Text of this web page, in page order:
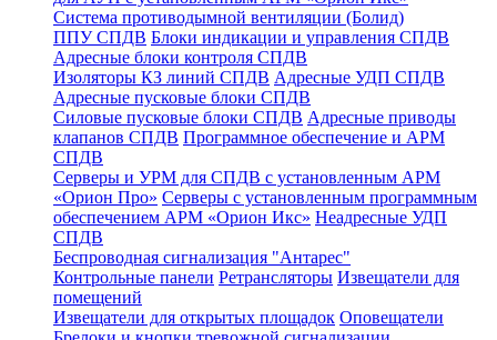
Система противодымной вентиляции (Болид)
ППУ СПДВ Блоки индикации и управления СПДВ
Адресные блоки контроля СПДВ
Изоляторы КЗ линий СПДВ Адресные УДП СПДВ
Адресные пусковые блоки СПДВ
Силовые пусковые блоки СПДВ Адресные приводы
клапанов СПДВ Программное обеспечение и АРМ
СПДВ
Серверы и УРМ для СПДВ с установленным АРМ
«Орион Про» Серверы с установленным программным
обеспечением АРМ «Орион Икс» Неадресные УДП
СПДВ
Беспроводная сигнализация "Антарес"
Контрольные панели Ретрансляторы Извещатели для
помещений
Извещатели для открытых площадок Оповещатели